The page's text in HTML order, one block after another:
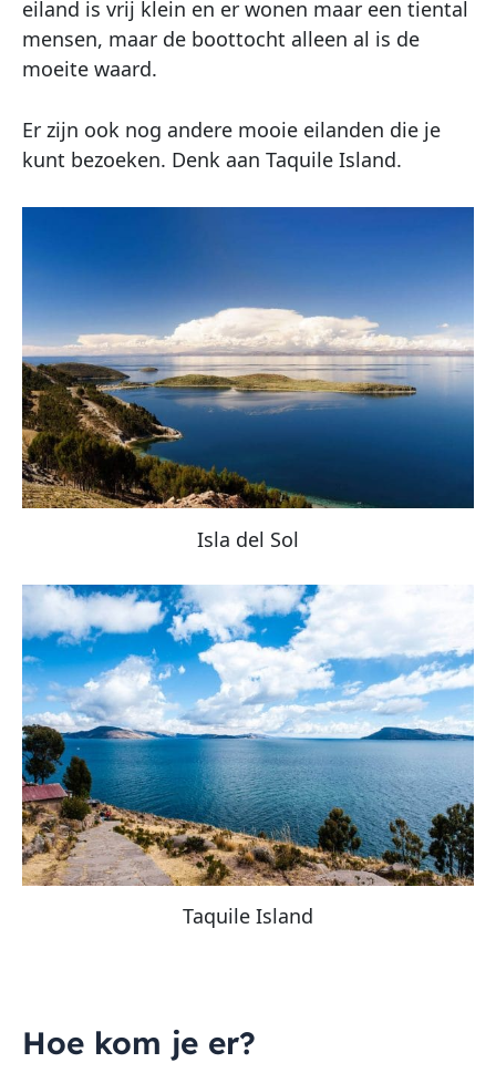
eiland is vrij klein en er wonen maar een tiental
mensen, maar de boottocht alleen al is de
moeite waard.
Er zijn ook nog andere mooie eilanden die je
kunt bezoeken. Denk aan Taquile Island.
Isla del Sol
Taquile Island
Hoe kom je er?